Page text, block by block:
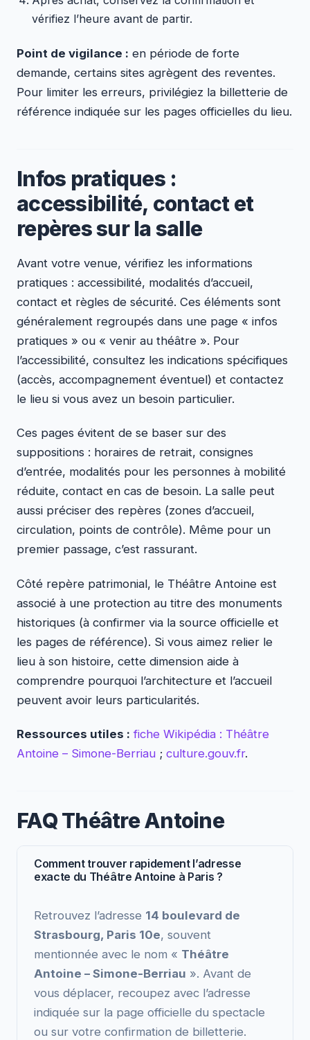
vérifiez l’heure avant de partir.
Point de vigilance : en période de forte
demande, certains sites agrègent des reventes.
Pour limiter les erreurs, privilégiez la billetterie de
référence indiquée sur les pages officielles du lieu.
Infos pratiques :
accessibilité, contact et
repères sur la salle
Avant votre venue, vérifiez les informations
pratiques : accessibilité, modalités d’accueil,
contact et règles de sécurité. Ces éléments sont
généralement regroupés dans une page « infos
pratiques » ou « venir au théâtre ». Pour
l’accessibilité, consultez les indications spécifiques
(accès, accompagnement éventuel) et contactez
le lieu si vous avez un besoin particulier.
Ces pages évitent de se baser sur des
suppositions : horaires de retrait, consignes
d’entrée, modalités pour les personnes à mobilité
réduite, contact en cas de besoin. La salle peut
aussi préciser des repères (zones d’accueil,
circulation, points de contrôle). Même pour un
premier passage, c’est rassurant.
Côté repère patrimonial, le Théâtre Antoine est
associé à une protection au titre des monuments
historiques (à confirmer via la source officielle et
les pages de référence). Si vous aimez relier le
lieu à son histoire, cette dimension aide à
comprendre pourquoi l’architecture et l’accueil
peuvent avoir leurs particularités.
Ressources utiles : fiche Wikipédia : Théâtre
Antoine – Simone-Berriau ; culture.gouv.fr.
FAQ Théâtre Antoine
Comment trouver rapidement l’adresse
exacte du Théâtre Antoine à Paris ?
Retrouvez l’adresse 14 boulevard de
Strasbourg, Paris 10e, souvent
mentionnée avec le nom « Théâtre
Antoine – Simone-Berriau ». Avant de
vous déplacer, recoupez avec l’adresse
indiquée sur la page officielle du spectacle
ou sur votre confirmation de billetterie.